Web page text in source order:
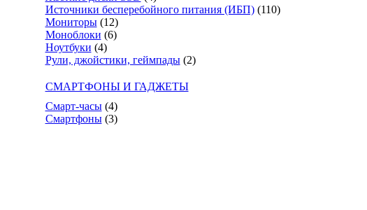
Источники бесперебойного питания (ИБП) (110)
Мониторы (12)
Моноблоки (6)
Ноутбуки (4)
Рули, джойстики, геймпады (2)
СМАРТФОНЫ И ГАДЖЕТЫ
Смарт-часы (4)
Смартфоны (3)